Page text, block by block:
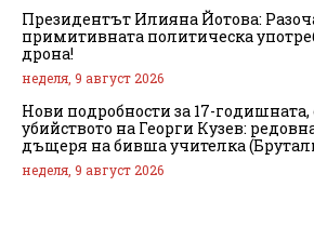
Президентът Илияна Йотова:
примитивната политическа
дрона!
неделя, 9 август 2026
Нови подробности за 17-годишната,
убийството на Георги Кузев:
дъщеря на бивша учителка
неделя, 9 август 2026